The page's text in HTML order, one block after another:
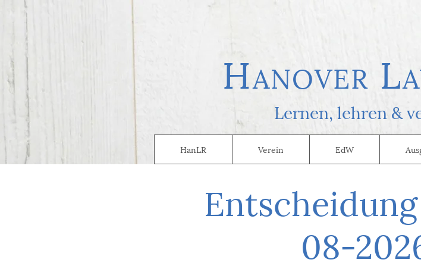
HanLR Verein EdW
HANOVER L
Lernen, lehren &
08-